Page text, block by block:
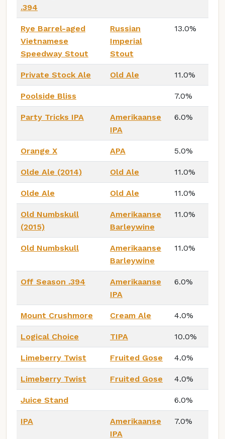
.394
Rye Barrel-aged
Vietnamese
Speedway Stout
Russian
Imperial
Stout
13.0%
Private Stock Ale Old Ale 11.0%
Poolside Bliss 7.0%
Party Tricks IPA
Amerikaanse
IPA
6.0%
Orange X APA 5.0%
Olde Ale (2014) Old Ale 11.0%
Olde Ale Old Ale 11.0%
Old Numbskull
(2015)
Amerikaanse
Barleywine
11.0%
Old Numbskull
Amerikaanse
Barleywine
11.0%
Off Season .394
Amerikaanse
IPA
6.0%
Mount Crushmore Cream Ale 4.0%
Logical Choice TIPA 10.0%
Limeberry Twist Fruited Gose 4.0%
Limeberry Twist Fruited Gose 4.0%
Juice Stand 6.0%
IPA
Amerikaanse
IPA
7.0%